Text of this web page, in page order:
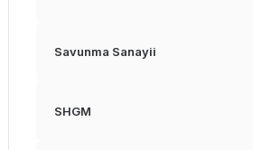
Savunma Sanayii
SHGM